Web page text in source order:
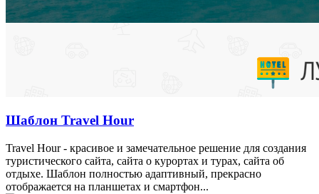
Шаблон Travel Hour
Travel Hour - красивое и замечательное решение для создания
туристического сайта, сайта о курортах и турах, сайта об
отдыхе. Шаблон полностью адаптивный, прекрасно
отображается на планшетах и смартфон...